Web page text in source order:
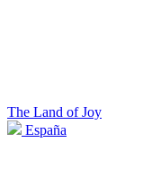
The Land of Joy
España